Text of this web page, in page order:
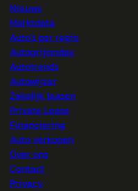
Nieuws
Marktdata
Auto's per regio
Autoprijsindex
Autotrends
Autowijzer
Zakelijk leasen
Private Lease
Financiering
Auto verkopen
Over ons
Contact
Privacy